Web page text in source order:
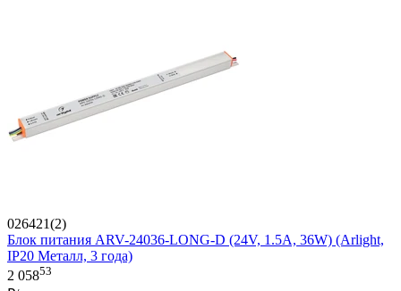
026421(2)
Блок питания ARV-24036-LONG-D (24V, 1.5A, 36W) (Arlight,
IP20 Металл, 3 года)
2 05853